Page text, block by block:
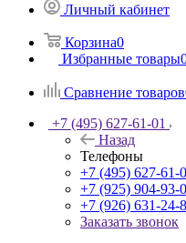
Личный кабинет
Корзина0
Избранные товары
Сравнение товаров
+7 (495) 627-61-01
Назад
Телефоны
+7 (495) 627-61-
+7 (925) 904-93-
+7 (926) 631-24-
Заказать звонок